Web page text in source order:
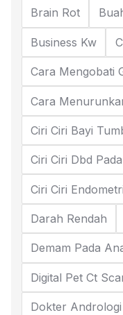
Brain Rot
Business Kw
Cara Mengobati
Cara
Ciri Ciri Bayi
Ciri Ciri Dbd
Ciri Ciri
Darah Rendah
Demam Pada
Digital Pet Ct
Dokter Andrologi